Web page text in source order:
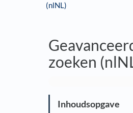
(nlNL)
zoeken